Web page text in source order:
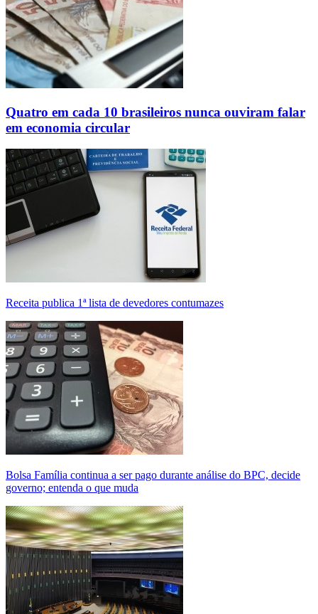
Quatro em cada 10 brasileiros nunca ouviram falar
em economia circular
Receita publica 1ª lista de devedores contumazes
Bolsa Família continua a ser pago durante análise do BPC, decide
governo; entenda o que muda